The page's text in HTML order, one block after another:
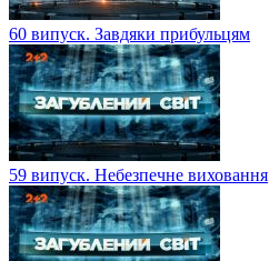
60 випуск. Завдяки прибульцям
59 випуск. Небезпечне виховання